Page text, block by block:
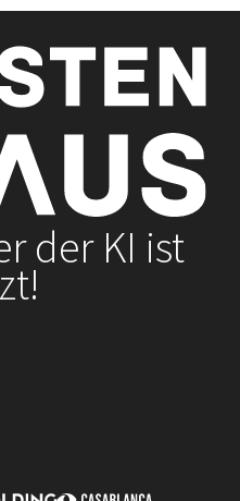
der KI ist